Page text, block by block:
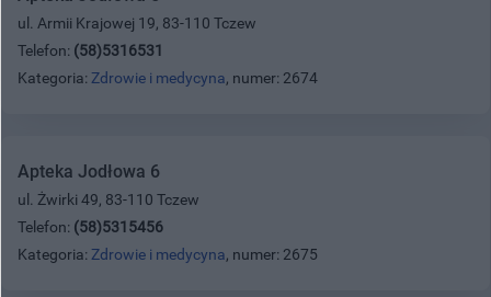
ul. Armii Krajowej 19, 83-110 Tczew
Telefon: (58)5316531
Kategoria: Zdrowie i medycyna, numer: 2674
Apteka Jodłowa 6
ul. Żwirki 49, 83-110 Tczew
Telefon: (58)5315456
Kategoria: Zdrowie i medycyna, numer: 2675